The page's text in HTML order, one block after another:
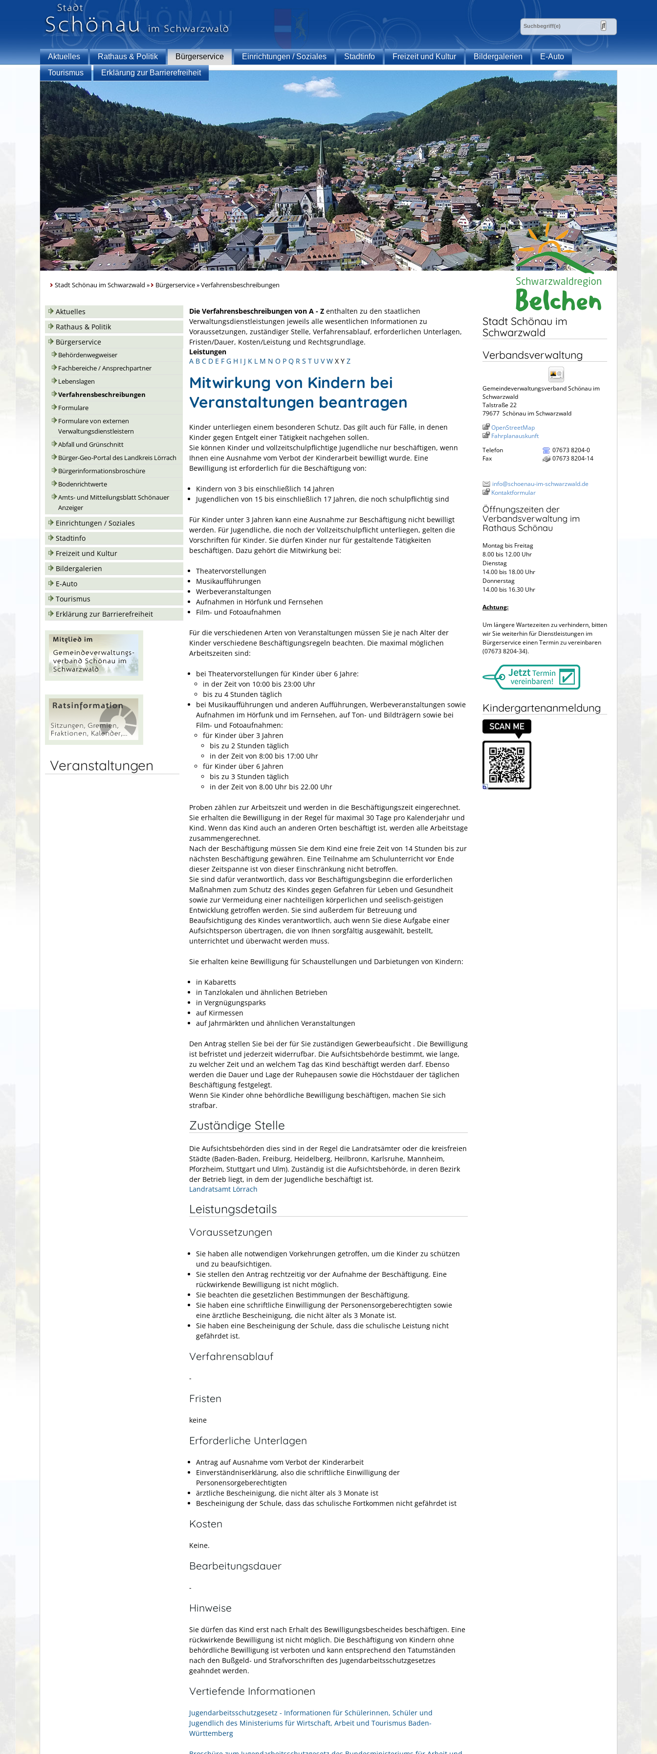
Aktuelles Rathaus & Politik Bürgerservice Einrichtungen / Soziales Stadtinfo Freizeit und Kultur Bildergalerien
E-Auto
Tourismus
Erklärung zur Barrierefreiheit
Stadt Schönau im Schwarzwald » Bürgerservice»Verfahrensbeschreibungen
Aktuelles
Rathaus & Politik
Bürgerservice
Behördenwegweiser
Fachbereiche / Ansprechpartner
Lebenslagen
Verfahrensbeschreibungen
Formulare
Formulare von externen
Verwaltungsdienstleistern
Abfall und Grünschnitt
Bürger-Geo-Portal des Landkreis Lörrach
Bürgerinformationsbroschüre
Bodenrichtwerte
Amts- und Mitteilungsblatt Schönauer
Anzeiger
Einrichtungen / Soziales
Stadtinfo
Freizeit und Kultur
Bildergalerien
E-Auto
Tourismus
Erklärung zur Barrierefreiheit
Veranstaltungen
Die Verfahrensbeschreibungen von A - Z enthalten zu den staatlichen
Verwaltungsdienstleistungen jeweils alle wesentlichen Informationen zu
Voraussetzungen, zuständiger Stelle, Verfahrensablauf, erforderlichen Unterlagen,
Fristen/Dauer, Kosten/Leistung und Rechtsgrundlage.
Leistungen
A B C D E F G H I J K L M N O P Q R S T U V W X Y Z
Mitwirkung von Kindern bei
Veranstaltungen beantragen
Kinder unterliegen einem besonderen Schutz. Das gilt auch für Fälle, in denen
Kinder gegen Entgelt einer Tätigkeit nachgehen sollen.
Sie können Kinder und vollzeitschulpflichtige Jugendliche nur beschäftigen, wenn
Ihnen eine Ausnahme vom Verbot der Kinderarbeit bewilligt wurde. Eine
Bewilligung ist erforderlich für die Beschäftigung von:
Kindern von 3 bis einschließlich 14 Jahren
Jugendlichen von 15 bis einschließlich 17 Jahren, die noch schulpflichtig sind
Für Kinder unter 3 Jahren kann eine Ausnahme zur Beschäftigung nicht bewilligt
werden. Für Jugendliche, die noch der Vollzeitschulpflicht unterliegen, gelten die
Vorschriften für Kinder. Sie dürfen Kinder nur für gestaltende Tätigkeiten
beschäftigen. Dazu gehört die Mitwirkung bei:
Theatervorstellungen
Musikaufführungen
Werbeveranstaltungen
Aufnahmen in Hörfunk und Fernsehen
Film- und Fotoaufnahmen
Für die verschiedenen Arten von Veranstaltungen müssen Sie je nach Alter der
Kinder verschiedene Beschäftigungsregeln beachten. Die maximal möglichen
Arbeitszeiten sind:
bei Theatervorstellungen für Kinder über 6 Jahre:
in der Zeit von 10:00 bis 23:00 Uhr
bis zu 4 Stunden täglich
bei Musikaufführungen und anderen Aufführungen, Werbeveranstaltungen sowie
Aufnahmen im Hörfunk und im Fernsehen, auf Ton- und Bildträgern sowie bei
Film- und Fotoaufnahmen:
für Kinder über 3 Jahren
bis zu 2 Stunden täglich
in der Zeit von 8:00 bis 17:00 Uhr
für Kinder über 6 Jahren
bis zu 3 Stunden täglich
in der Zeit von 8.00 Uhr bis 22.00 Uhr
Proben zählen zur Arbeitszeit und werden in die Beschäftigungszeit eingerechnet.
Sie erhalten die Bewilligung in der Regel für maximal 30 Tage pro Kalenderjahr und
Kind. Wenn das Kind auch an anderen Orten beschäftigt ist, werden alle Arbeitstage
zusammengerechnet.
Nach der Beschäftigung müssen Sie dem Kind eine freie Zeit von 14 Stunden bis zur
nächsten Beschäftigung gewähren. Eine Teilnahme am Schulunterricht vor Ende
dieser Zeitspanne ist von dieser Einschränkung nicht betroffen.
Sie sind dafür verantwortlich, dass vor Beschäftigungsbeginn die erforderlichen
Maßnahmen zum Schutz des Kindes gegen Gefahren für Leben und Gesundheit
sowie zur Vermeidung einer nachteiligen körperlichen und seelisch-geistigen
Entwicklung getroffen werden. Sie sind außerdem für Betreuung und
Beaufsichtigung des Kindes verantwortlich, auch wenn Sie diese Aufgabe einer
Aufsichtsperson übertragen, die von Ihnen sorgfältig ausgewählt, bestellt,
unterrichtet und überwacht werden muss.
Sie erhalten keine Bewilligung für Schaustellungen und Darbietungen von Kindern:
in Kabaretts
in Tanzlokalen und ähnlichen Betrieben
in Vergnügungsparks
auf Kirmessen
auf Jahrmärkten und ähnlichen Veranstaltungen
Den Antrag stellen Sie bei der für Sie zuständigen Gewerbeaufsicht . Die Bewilligung
ist befristet und jederzeit widerrufbar. Die Aufsichtsbehörde bestimmt, wie lange,
zu welcher Zeit und an welchem Tag das Kind beschäftigt werden darf. Ebenso
werden die Dauer und Lage der Ruhepausen sowie die Höchstdauer der täglichen
Beschäftigung festgelegt.
Wenn Sie Kinder ohne behördliche Bewilligung beschäftigen, machen Sie sich
strafbar.
Zuständige Stelle
Die Aufsichtsbehörden dies sind in der Regel die Landratsämter oder die kreisfreien
Städte (Baden-Baden, Freiburg, Heidelberg, Heilbronn, Karlsruhe, Mannheim,
Pforzheim, Stuttgart und Ulm). Zuständig ist die Aufsichtsbehörde, in deren Bezirk
der Betrieb liegt, in dem der Jugendliche beschäftigt ist.
Landratsamt Lörrach
Leistungsdetails
Voraussetzungen
Sie haben alle notwendigen Vorkehrungen getroffen, um die Kinder zu schützen
und zu beaufsichtigen.
Sie stellen den Antrag rechtzeitig vor der Aufnahme der Beschäftigung. Eine
rückwirkende Bewilligung ist nicht möglich.
Sie beachten die gesetzlichen Bestimmungen der Beschäftigung.
Sie haben eine schriftliche Einwilligung der Personensorgeberechtigten sowie
eine ärztliche Bescheinigung, die nicht älter als 3 Monate ist.
Sie haben eine Bescheinigung der Schule, dass die schulische Leistung nicht
gefährdet ist.
Verfahrensablauf
-
Fristen
keine
Erforderliche Unterlagen
Antrag auf Ausnahme vom Verbot der Kinderarbeit
Einverständniserklärung, also die schriftliche Einwilligung der
Personensorgeberechtigten
ärztliche Bescheinigung, die nicht älter als 3 Monate ist
Bescheinigung der Schule, dass das schulische Fortkommen nicht gefährdet ist
Kosten
Keine.
Bearbeitungsdauer
-
Hinweise
Sie dürfen das Kind erst nach Erhalt des Bewilligungsbescheides beschäftigen. Eine
rückwirkende Bewilligung ist nicht möglich. Die Beschäftigung von Kindern ohne
behördliche Bewilligung ist verboten und kann entsprechend den Tatumständen
nach den Bußgeld- und Strafvorschriften des Jugendarbeitsschutzgesetzes
geahndet werden.
Vertiefende Informationen
Jugendarbeitsschutzgesetz - Informationen für Schülerinnen, Schüler und
Jugendlich des Ministeriums für Wirtschaft, Arbeit und Tourismus Baden-
Württemberg
Stadt Schönau im
Schwarzwald
Verbandsverwaltung
Gemeindeverwaltungsverband Schönau im
Schwarzwald
Talstraße 22
79677 Schönau im Schwarzwald
OpenStreetMap
Fahrplanauskunft
Telefon
07673 8204-0
Fax
07673 8204-14
info@schoenau-im-schwarzwald.de
Kontaktformular
Öffnungszeiten der
Verbandsverwaltung im
Rathaus Schönau
Montag bis Freitag
8.00 bis 12.00 Uhr
Dienstag
14.00 bis 18.00 Uhr
Donnerstag
14.00 bis 16.30 Uhr
Achtung:
Um längere Wartezeiten zu verhindern, bitten
wir Sie weiterhin für Dienstleistungen im
Bürgerservice einen Termin zu vereinbaren
(07673 8204-34).
Kindergartenanmeldung